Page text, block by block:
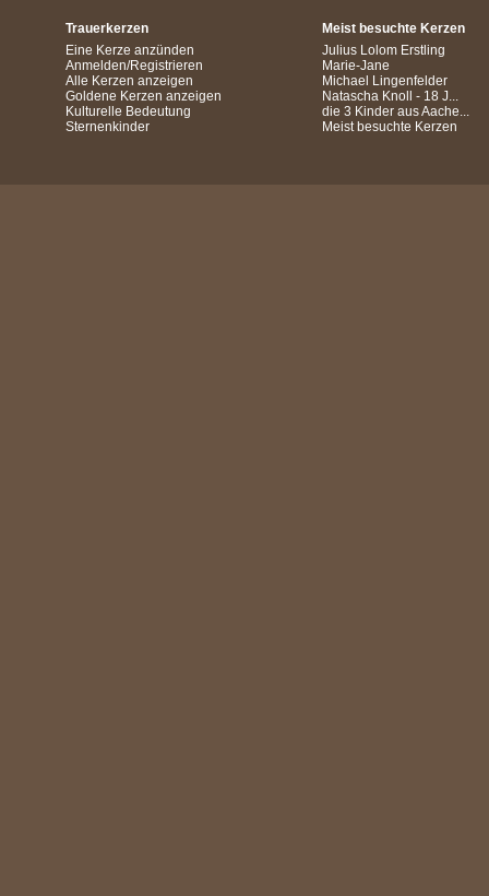
Trauerkerzen
Eine Kerze anzünden
Anmelden/Registrieren
Alle Kerzen anzeigen
Goldene Kerzen anzeigen
Kulturelle Bedeutung
Sternenkinder
Meist besuchte Kerzen
Julius Lolom Erstling
Marie-Jane
Michael Lingenfelder
Natascha Knoll - 18 J...
die 3 Kinder aus Aache...
Meist besuchte Kerzen